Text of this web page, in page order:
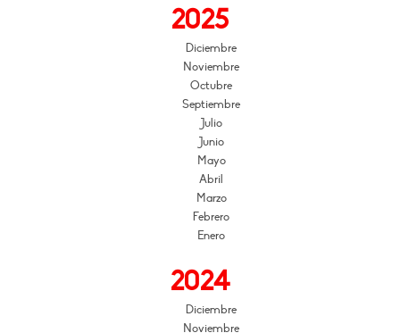
2025
Diciembre
Noviembre
Octubre
Septiembre
Julio
Junio
Mayo
Abril
Marzo
Febrero
Enero
2024
Diciembre
Noviembre